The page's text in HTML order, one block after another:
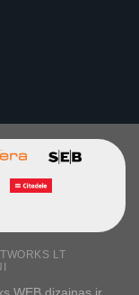
LT
WEB dizainas ir